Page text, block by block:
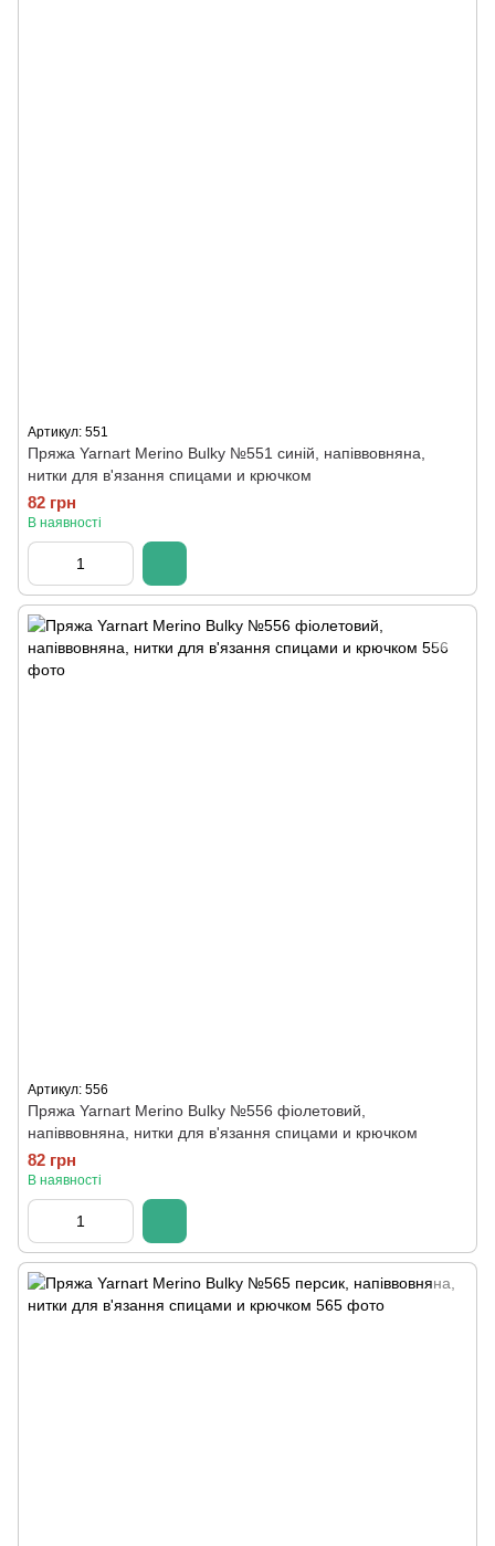
Артикул: 551
Пряжа Yarnart Merino Bulky №551 синій, напіввовняна,
нитки для в'язання спицами и крючком
82 грн
В наявності
Артикул: 556
Пряжа Yarnart Merino Bulky №556 фіолетовий,
напіввовняна, нитки для в'язання спицами и крючком
82 грн
В наявності